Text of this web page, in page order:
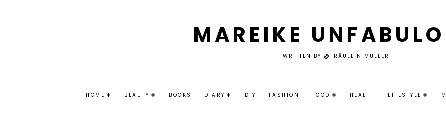
MAREIKE
WRITTEN BY @FRÄULEIN MÜLLER
HOME BEAUTY BOOKS DIARY DIY FASHION FOOD HEALTH LIFESTYLE